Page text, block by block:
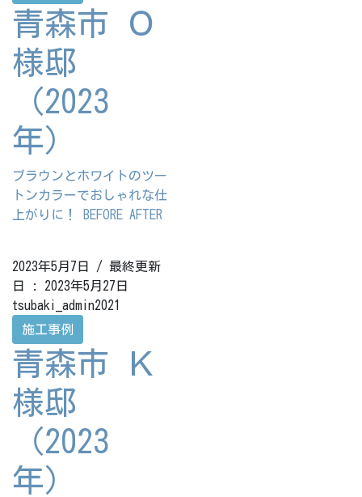
青森市 Ｏ
様邸
（2023
年）
ブラウンとホワイトのツー
トンカラーでおしゃれな仕
上がりに！ BEFORE AFTER
2023年5月7日
/ 最終更新
日 : 2023年5月27日
tsubaki_admin2021
施工事例
青森市 Ｋ
様邸
（2023
年）